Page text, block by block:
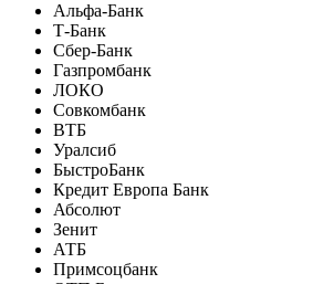
Альфа-Банк
Т-Банк
Сбер-Банк
Газпромбанк
ЛОКО
Совкомбанк
ВТБ
Уралсиб
БыстроБанк
Кредит Европа Банк
Абсолют
Зенит
АТБ
Примсоцбанк